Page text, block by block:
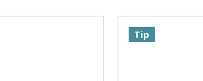
Tip